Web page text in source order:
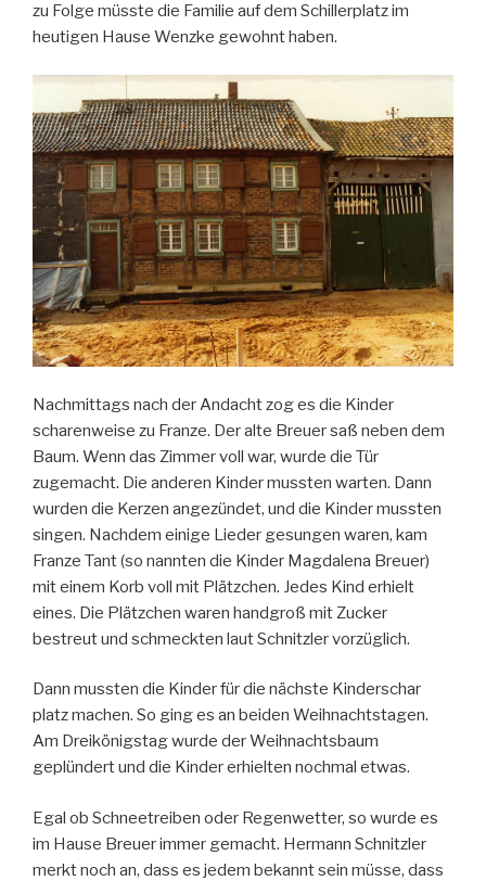
zu Folge müsste die Familie auf dem Schillerplatz im
heutigen Hause Wenzke gewohnt haben.
Nachmittags nach der Andacht zog es die Kinder
scharenweise zu Franze. Der alte Breuer saß neben dem
Baum. Wenn das Zimmer voll war, wurde die Tür
zugemacht. Die anderen Kinder mussten warten. Dann
wurden die Kerzen angezündet, und die Kinder mussten
singen. Nachdem einige Lieder gesungen waren, kam
Franze Tant (so nannten die Kinder Magdalena Breuer)
mit einem Korb voll mit Plätzchen. Jedes Kind erhielt
eines. Die Plätzchen waren handgroß mit Zucker
bestreut und schmeckten laut Schnitzler vorzüglich.
Dann mussten die Kinder für die nächste Kinderschar
platz machen. So ging es an beiden Weihnachtstagen.
Am Dreikönigstag wurde der Weihnachtsbaum
geplündert und die Kinder erhielten nochmal etwas.
Egal ob Schneetreiben oder Regenwetter, so wurde es
im Hause Breuer immer gemacht. Hermann Schnitzler
merkt noch an, dass es jedem bekannt sein müsse, dass